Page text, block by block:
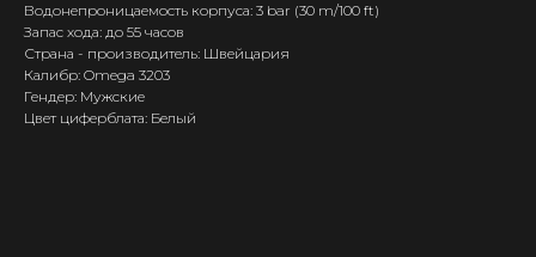
Водонепроницаемость корпуса: 3 bar (30 m/100 ft)
Запас хода: до 55 часов
Страна - производитель: Швейцария
Калибр: Omega 3203
Гендер: Мужские
Цвет циферблата: Белый